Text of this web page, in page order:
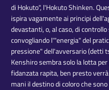
di Hokuto", l'Hokuto Shinken.
ispira vagamente ai principi
devastanti, o, al caso, di
convogliando l'"energia" del
pressione" dell'avversario (detti
Kenshiro sembra solo la lotta
fidanzata rapita, ben presto
mani il destino di coloro che